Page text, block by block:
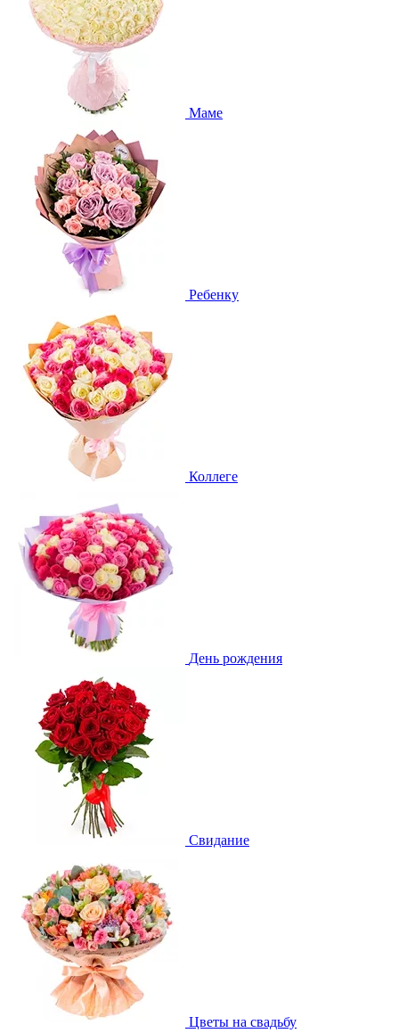
Маме
Ребенку
Коллеге
День рождения
Свидание
Цветы на свадьбу